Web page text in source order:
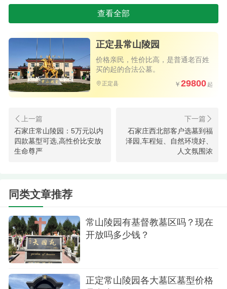
愿。墓碑整体设计精巧，将荷花的清雅姿态通过精
湛的石雕工艺呈现于碑身，无论是顶部的荷花勾勒
还是碑座的浮雕点缀，都让冰冷的石材透出柔和的
生命力。
作为经河北省民政厅批准（冀墓证字第12号）
的正规经营性公墓，常山陵园隶属于正定县民政
局，国营资质确保了每一处墓位的产权清晰与服务
的规范可靠。
查看全部
正定县常山陵园
价格亲民，性价比高，是普通老百姓
买的起的合法公墓。
正定县 29800
石家庄常山陵园：5万元以内
四款墓型可选,高性价比安放
生命尊严
石家庄西北部客户选墓到福
泽园,车程短、自然环境好、
人文氛围浓
同类文章推荐
常山陵园有基督教墓区吗？现在
开放吗多少钱？
正定常山陵园各大墓区墓型价格